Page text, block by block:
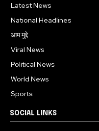
Latest News
National Headlines
आम मुद्दे
Viral News
Political News
World News
Sports
SOCIAL LINKS